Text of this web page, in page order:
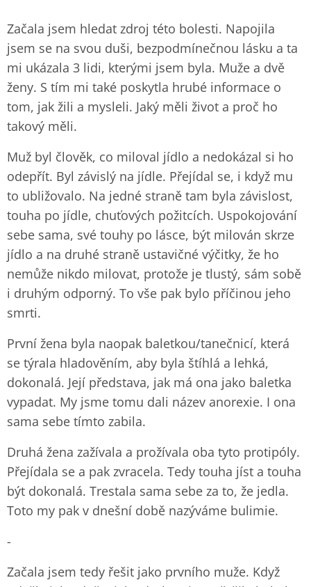
Začala jsem hledat zdroj této bolesti. Napojila
jsem se na svou duši, bezpodmínečnou lásku a ta
mi ukázala 3 lidi, kterými jsem byla. Muže a dvě
ženy. S tím mi také poskytla hrubé informace o
tom, jak žili a mysleli. Jaký měli život a proč ho
takový měli.
Muž byl člověk, co miloval jídlo a nedokázal si ho
odepřít. Byl závislý na jídle. Přejídal se, i když mu
to ubližovalo. Na jedné straně tam byla závislost,
touha po jídle, chuťových požitcích. Uspokojování
sebe sama, své touhy po lásce, být milován skrze
jídlo a na druhé straně ustavičné výčitky, že ho
nemůže nikdo milovat, protože je tlustý, sám sobě
i druhým odporný. To vše pak bylo příčinou jeho
smrti.
První žena byla naopak baletkou/tanečnicí, která
se týrala hladověním, aby byla štíhlá a lehká,
dokonalá. Její představa, jak má ona jako baletka
vypadat. My jsme tomu dali název anorexie. I ona
sama sebe tímto zabila.
Druhá žena zažívala a prožívala oba tyto protipóly.
Přejídala se a pak zvracela. Tedy touha jíst a touha
být dokonalá. Trestala sama sebe za to, že jedla.
Toto my pak v dnešní době nazýváme bulimie.
-
Začala jsem tedy řešit jako prvního muže. Když